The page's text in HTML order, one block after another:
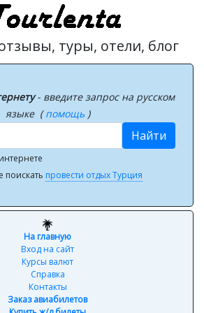
туры, отели, блог
- введите запрос на русском
языке (помощь )
Найти
поискать провести отдых Турция
На главную
Вход на сайт
Курсы валют
Справка
Контакты
Заказ авиабилетов